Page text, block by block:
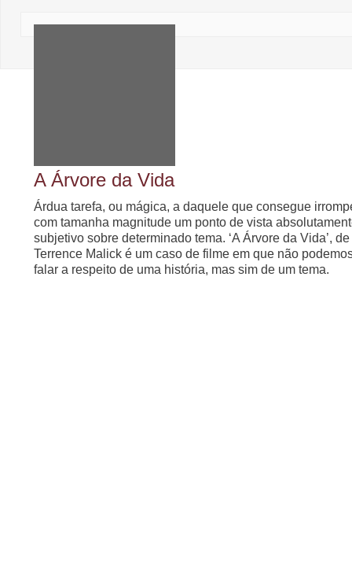
A Árvore da Vida
Árdua tarefa, ou mágica, a daquele que consegue
com tamanha magnitude um ponto de vista
subjetivo sobre determinado tema. ‘A Árvore da Vida’, de
Terrence Malick é um caso de filme em que não
falar a respeito de uma história, mas sim de um tema.